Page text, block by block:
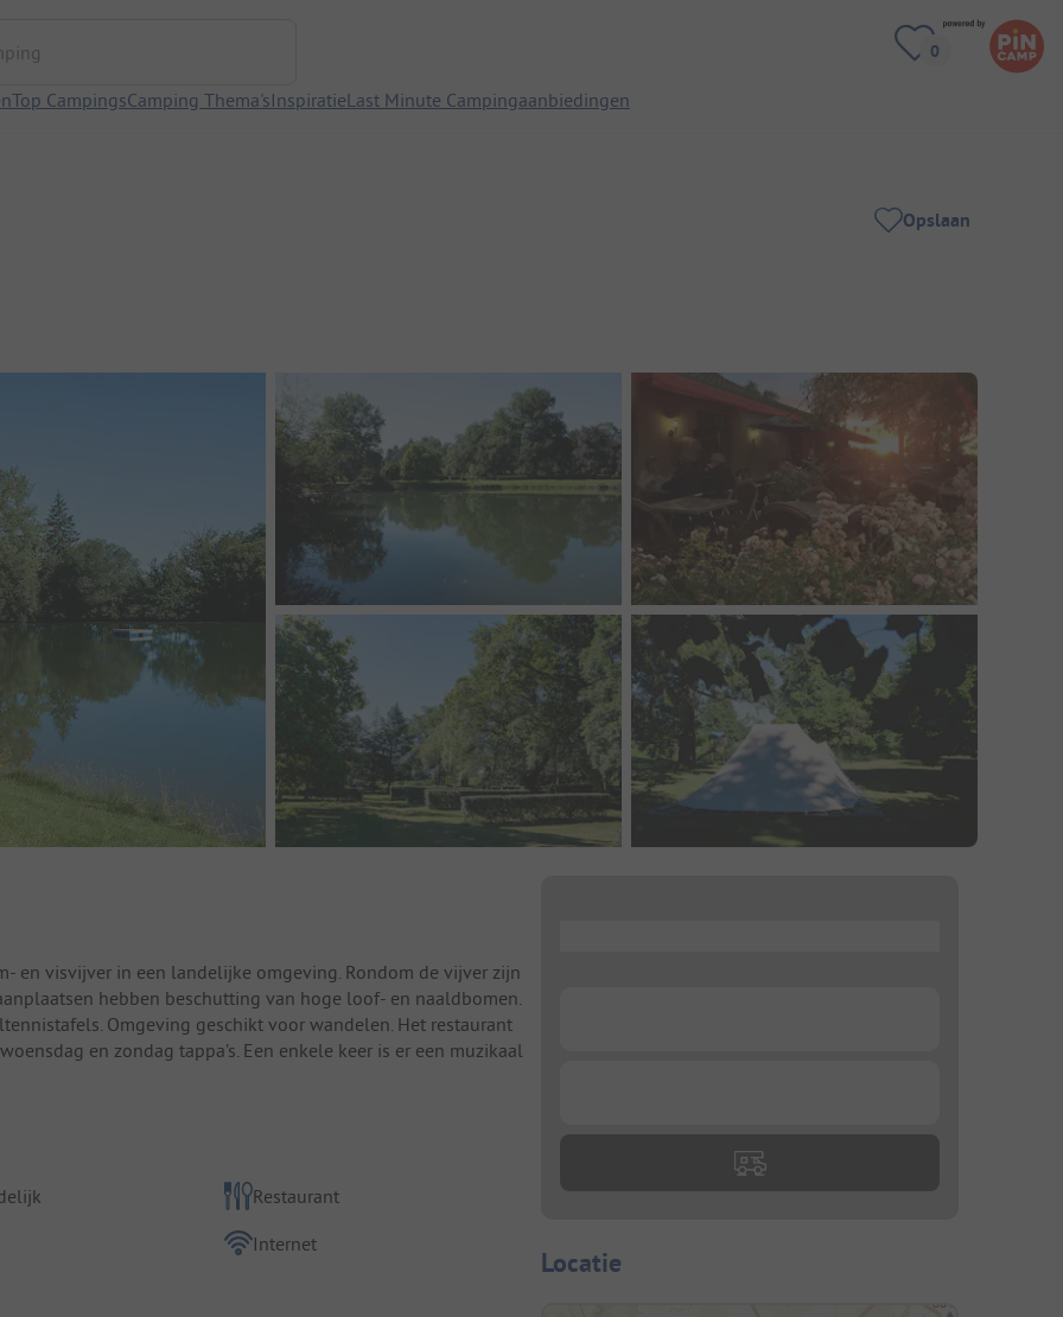
Top CampingsCamping Thema'sInspiratieLast Minute Campingaanbiedingen
Opslaan
en visvijver in een landelijke omgeving. Rondom de vijver zijn
hebben beschutting van hoge loof- en naaldbomen.
Omgeving geschikt voor wandelen. Het restaurant
en zondag tappa’s. Een enkele keer is er een muzikaal
Restaurant
Internet
Locatie